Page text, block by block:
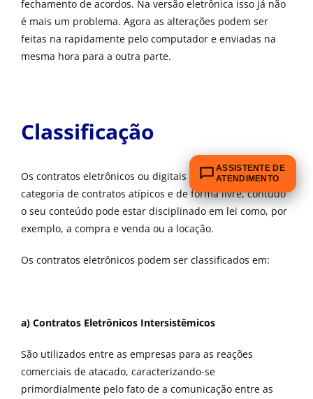
fechamento de acordos. Na versão eletrônica isso já não
é mais um problema. Agora as alterações podem ser
feitas na rapidamente pelo computador e enviadas na
mesma hora para a outra parte.
Classificação
Os contratos eletrônicos ou digitais estão incluídos na
categoria de contratos atípicos e de forma livre, contudo
o seu conteúdo pode estar disciplinado em lei como, por
exemplo, a compra e venda ou a locação.
Os contratos eletrônicos podem ser classificados em:
a) Contratos Eletrônicos Intersistêmicos
São utilizados entre as empresas para as reações
comerciais de atacado, caracterizando-se
primordialmente pelo fato de a comunicação entre as
ASSISTENTE DE
ATENDIMENTO